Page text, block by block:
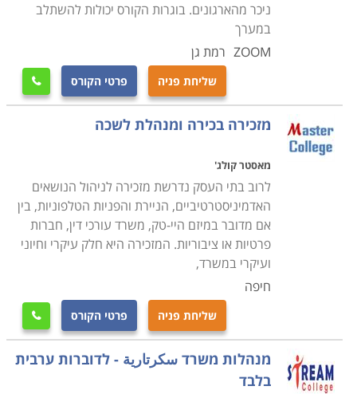
אין מי שעבד במשרד מורכב ולא פגש את המזכירה
המקצוענית, זו אשר ידה בכל ויד כל בה, זו שלעתים נדמה כי
היא עצמה המנהלת ובעלת הבית של העסק; היא מרכזת
את פעילותו, בקיאה בכל מהלכיו, מגשרת, מפשרת
ומתפעלת את העובדים, ואפילו מהווה עבורם אוזן קשבת
ותומכת. כך קרה שהקידמה הטכנולוגית שדרגה תפקיד זה
מעוזרת קטנה לכדי מנהלת אדמיניסטרטיבית בפועל.
בקטגוריה זו באתר ריכזנו את כל לימודי קורס מזכירות
בכירות, מנהלות לישכה וניהול משרד המתקדמים מעבר
להכשרת הבסיס. רוב המסלולים בעמודים הבאים מכשירים
הם לימודים מגוונים ורב-תחומיים העוסקים בצדדים שונים
של מלאכות המשרד השונות, המתאגדים למכלול ידע רחב
המאפשר למזכירה באמת לשמש כמנהלת מערכת משרדית.
נושאי הלימוד
ניכר מהארגונים. בוגרות הקורס יכולות להשתלב
במערך
ZOOM רמת גן
שליחת פניה פרטי הקורס 
מזכירה בכירה ומנהלת לשכה
מאסטר קולג'
לרוב בתי העסק נדרשת מזכירה לניהול הנושאים
האדמיניסטרטיביים, הניירת והפניות הטלפוניות, בין
אם מדובר במיזם היי-טק, משרד עורכי דין, חברות
פרטיות או ציבוריות. המזכירה היא חלק עיקרי וחיוני
ועיקרי במשרד,
חיפה
שליחת פניה פרטי הקורס 
מנהלות משרד سكرتارية - לדוברות ערבית
בלבד